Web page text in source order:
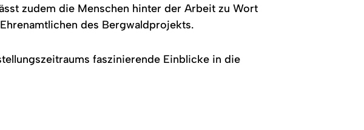
zudem die Menschen hinter der Arbeit zu Wort
des Bergwaldprojekts.
faszinierende Einblicke in die